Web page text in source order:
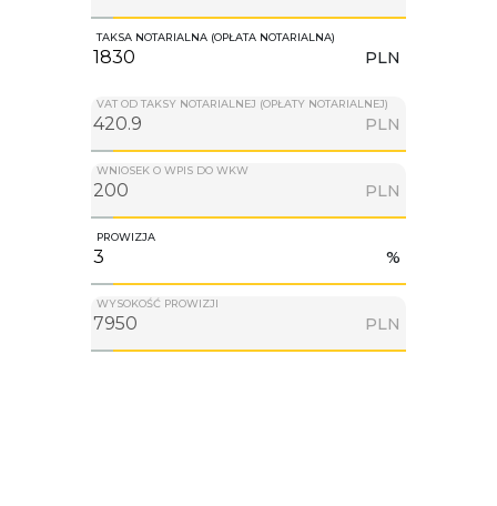
TAKSA NOTARIALNA (OPŁATA NOTARIALNA)
PLN
VAT OD TAKSY NOTARIALNEJ (OPŁATY NOTARIALNEJ)
PLN
WNIOSEK O WPIS DO WKW
PLN
PROWIZJA
%
WYSOKOŚĆ PROWIZJI
PLN